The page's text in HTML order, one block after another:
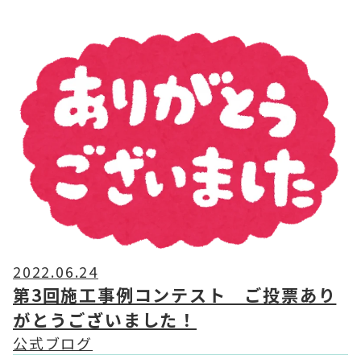
2022.06.24
第3回施工事例コンテスト ご投票あり
がとうございました！
公式ブログ